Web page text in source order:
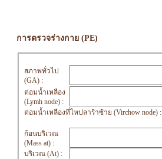
การตรวจร่างกาย (PE)
สภาพทั่วไป
(GA) :
ต่อมน้ำเหลือง
(Lymh node) :
ต่อมน้ำเหลืองที่ไหปลาร้าซ้าย (Virchow node) :
ก้อนบริเวณ
(Mass at) :
บริเวณ (At) :